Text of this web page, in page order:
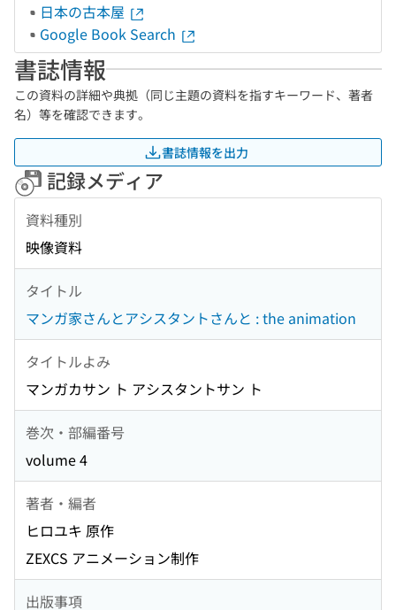
日本の古本屋
Google Book Search
書誌情報
この資料の詳細や典拠（同じ主題の資料を指すキーワード、著者
名）等を確認できます。
書誌情報を出力
記録メディア
資料種別
映像資料
タイトル
マンガ家さんとアシスタントさんと : the animation
タイトルよみ
マンガカサン ト アシスタントサン ト
巻次・部編番号
volume 4
著者・編者
ヒロユキ 原作
ZEXCS アニメーション制作
出版事項